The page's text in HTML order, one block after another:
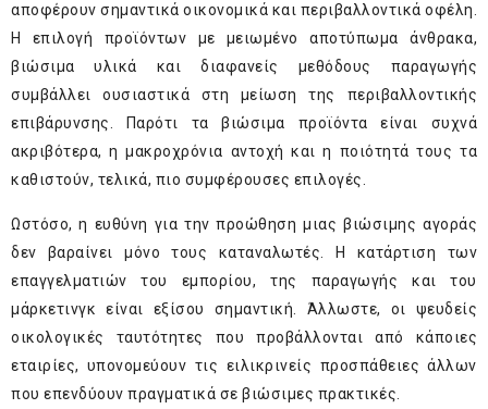
αποφέρουν σημαντικά οικονομικά και περιβαλλοντικά οφέλη.
Η επιλογή προϊόντων με μειωμένο αποτύπωμα άνθρακα,
βιώσιμα υλικά και διαφανείς μεθόδους παραγωγής
συμβάλλει ουσιαστικά στη μείωση της περιβαλλοντικής
επιβάρυνσης. Παρότι τα βιώσιμα προϊόντα είναι συχνά
ακριβότερα, η μακροχρόνια αντοχή και η ποιότητά τους τα
καθιστούν, τελικά, πιο συμφέρουσες επιλογές.
Ωστόσο, η ευθύνη για την προώθηση μιας βιώσιμης αγοράς
δεν βαραίνει μόνο τους καταναλωτές. Η κατάρτιση των
επαγγελματιών του εμπορίου, της παραγωγής και του
μάρκετινγκ είναι εξίσου σημαντική. Άλλωστε, οι ψευδείς
οικολογικές ταυτότητες που προβάλλονται από κάποιες
εταιρίες, υπονομεύουν τις ειλικρινείς προσπάθειες άλλων
που επενδύουν πραγματικά σε βιώσιμες πρακτικές.